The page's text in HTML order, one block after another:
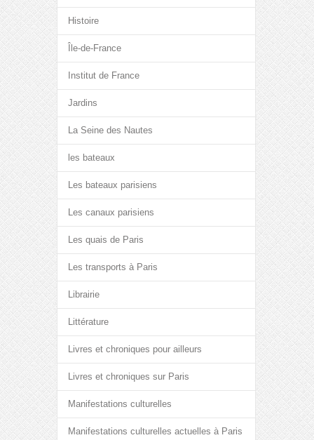
Histoire
Île-de-France
Institut de France
Jardins
La Seine des Nautes
les bateaux
Les bateaux parisiens
Les canaux parisiens
Les quais de Paris
Les transports à Paris
Librairie
Littérature
Livres et chroniques pour ailleurs
Livres et chroniques sur Paris
Manifestations culturelles
Manifestations culturelles actuelles à Paris